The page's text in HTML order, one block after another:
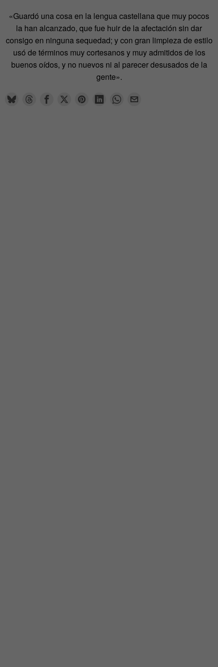
«Guardó una cosa en la lengua castellana que muy pocos
la han alcanzado, que fue huir de la afectación sin dar
consigo en ninguna sequedad; y con gran limpieza de estilo
usó de términos muy cortesanos y muy admitidos de los
buenos oídos, y no nuevos ni al parecer desusados de la
gente».